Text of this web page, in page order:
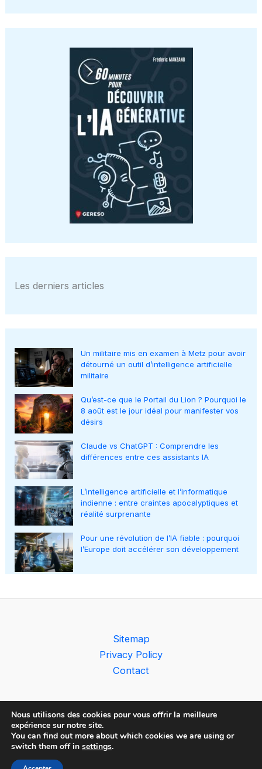
Les derniers articles
Un militaire mis en examen à Metz pour avoir
détourné un outil d’intelligence artificielle
militaire
Qu’est-ce que le Portail du Lion ? Pourquoi le
8 août est le jour idéal pour manifester vos
désirs
Claude vs ChatGPT : Comprendre les
différences entre ces assistants IA
L’intelligence artificielle et l’informatique
indienne : entre craintes apocalyptiques et
réalité surprenante
Pour une révolution de l’IA fiable : pourquoi
l’Europe doit accélérer son développement
Sitemap
Privacy Policy
Contact
Copyright © 2026 The AI Observer
Nous utilisons des cookies pour vous offrir la meilleure
expérience sur notre site.
You can find out more about which cookies we are using or
switch them off in settings.